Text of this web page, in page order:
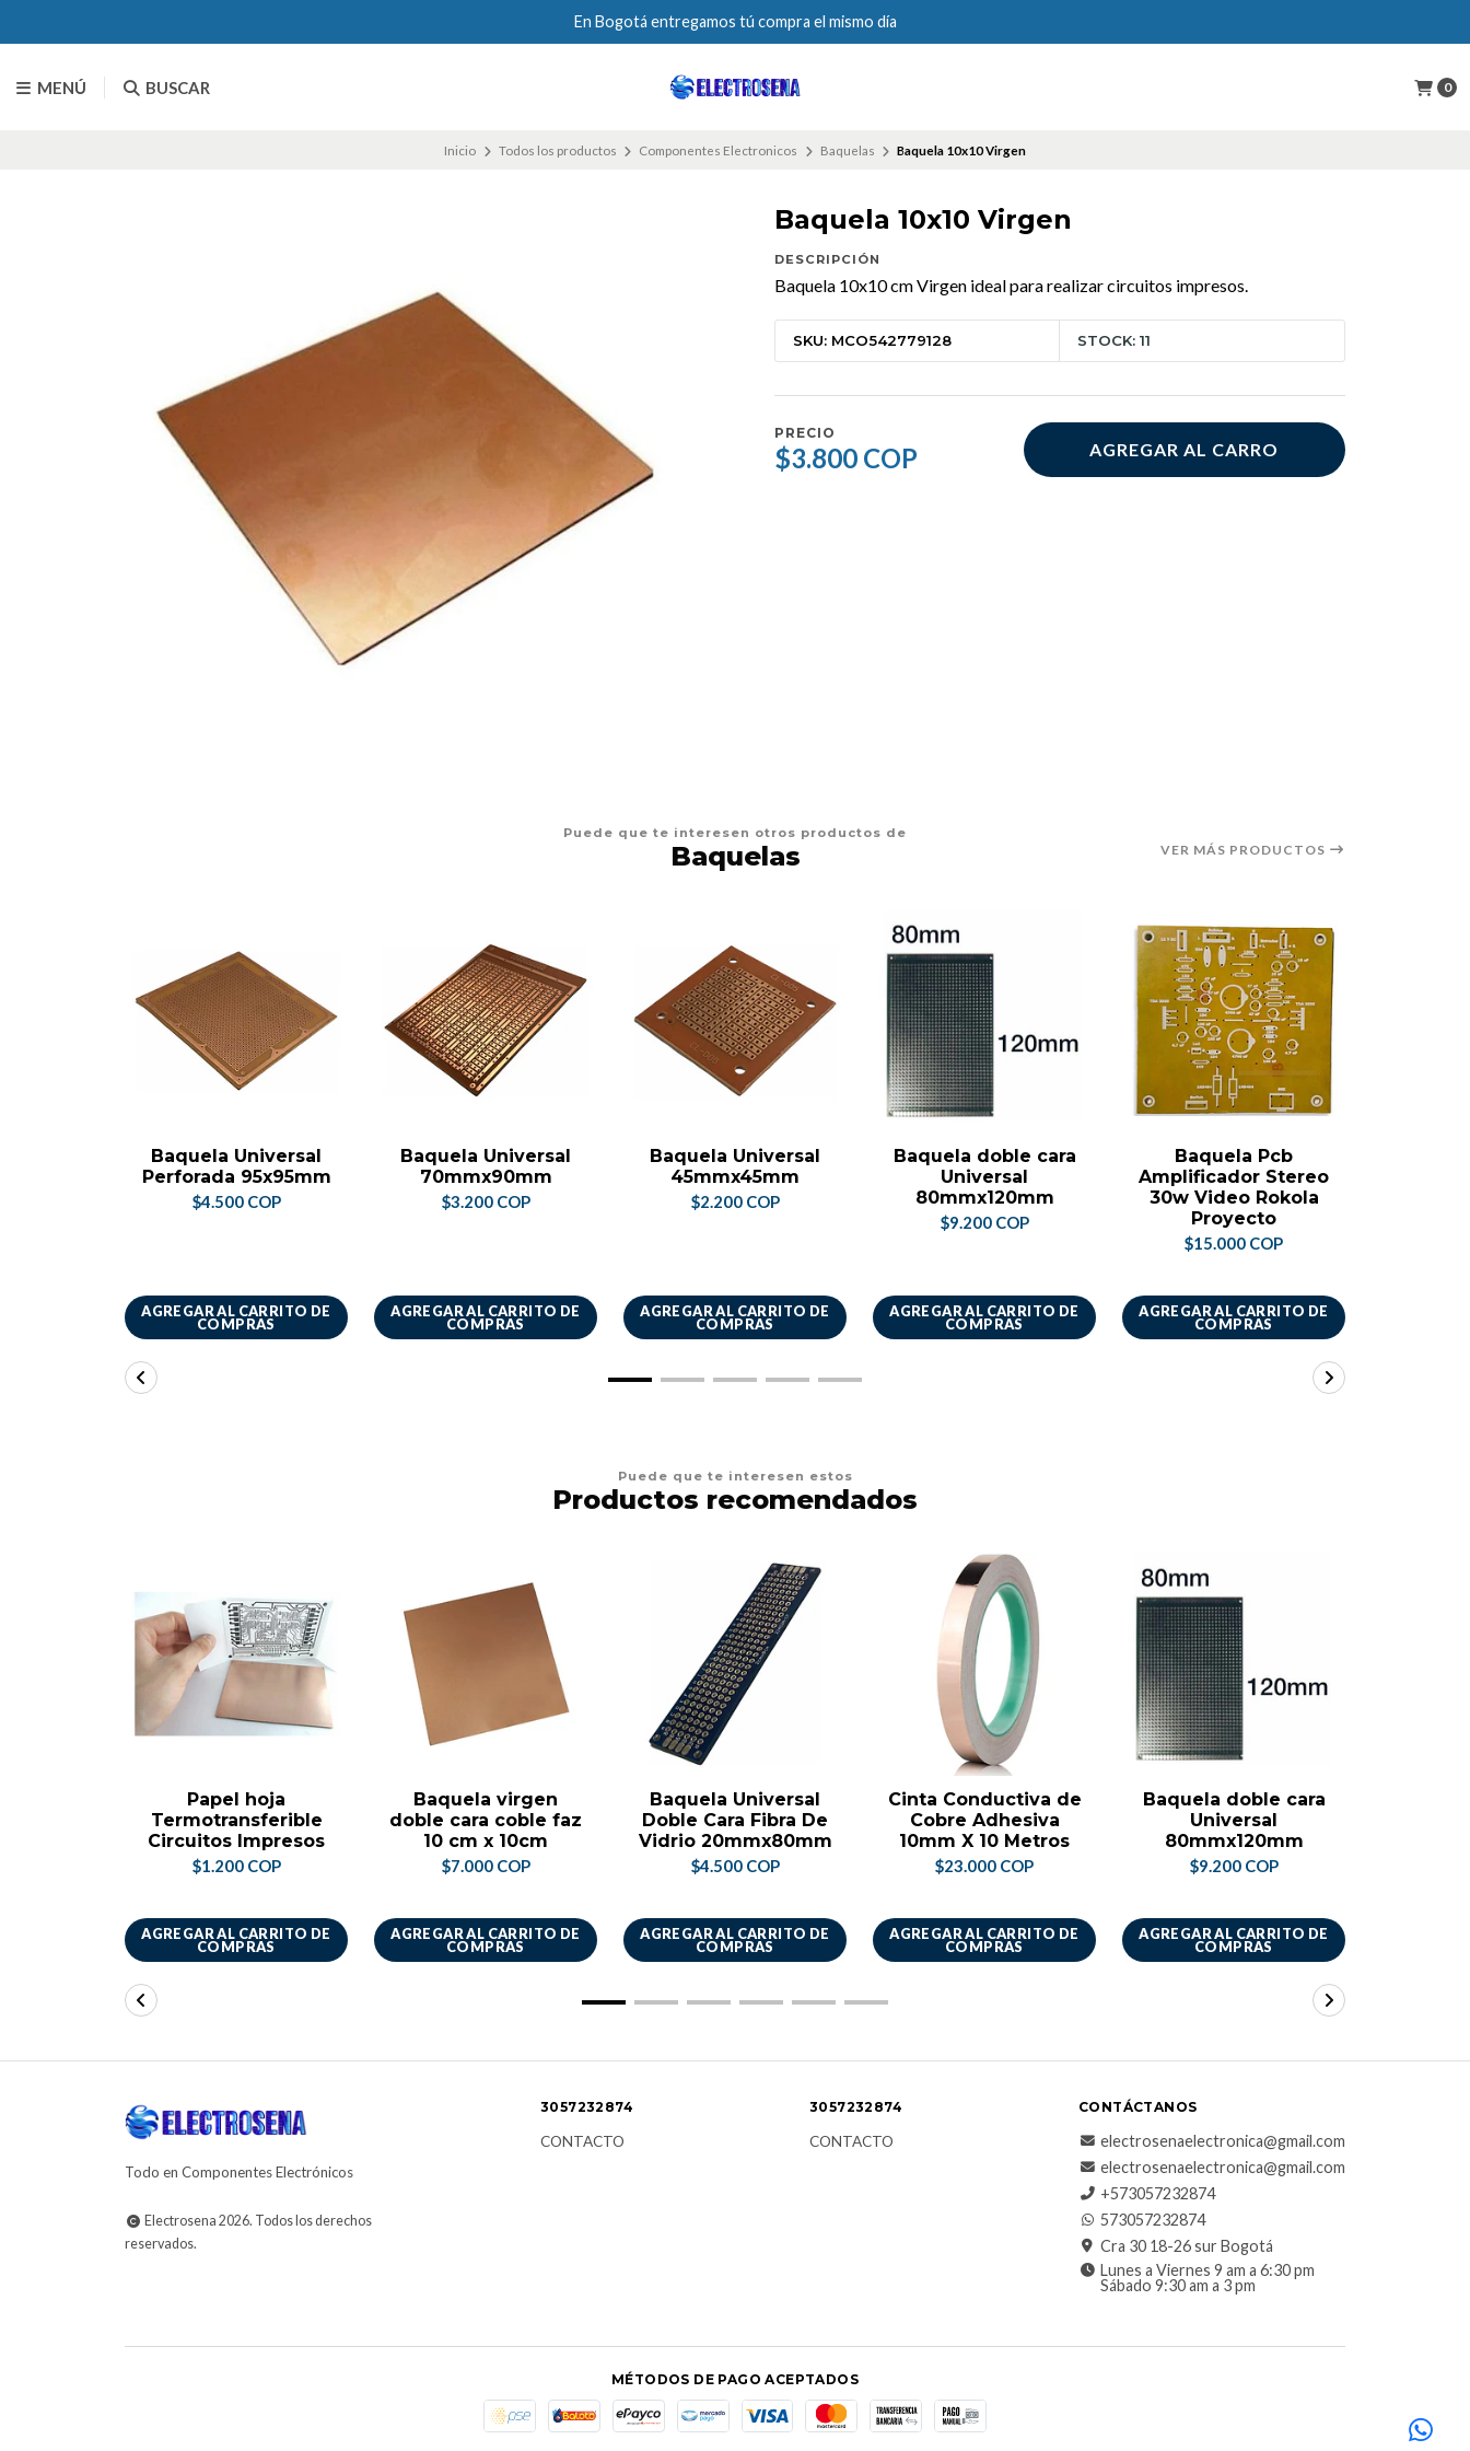
MENÚ BUSCAR 0
En Bogotá entregamos tú compra el mismo día
Inicio Todos los productos Componentes Electronicos Baquelas Baquela 10x10 Virgen
Baquela 10x10 Virgen
DESCRIPCIÓN
Baquela 10x10 cm Virgen ideal para realizar circuitos impresos.
SKU: MCO542779128 STOCK: 11
PRECIO
$3.800 COP AGREGAR AL CARRO
Puede que te interesen otros productos de
Baquelas VER MÁS PRODUCTOS
Baquela Universal
Perforada 95x95mm
$4.500 COP
AGREGAR AL CARRITO DE
COMPRAS
Baquela Universal
70mmx90mm
$3.200 COP
AGREGAR AL CARRITO DE
COMPRAS
Baquela Universal
45mmx45mm
$2.200 COP
AGREGAR AL CARRITO DE
COMPRAS
Baquela doble cara
Universal
80mmx120mm
$9.200 COP
AGREGAR AL CARRITO DE
COMPRAS
Baquela Pcb
Amplificador Stereo
30w Video Rokola
Proyecto
$15.000 COP
AGREGAR AL CARRITO DE
COMPRAS
Puede que te interesen estos
Productos recomendados
Papel hoja
Termotransferible
Circuitos Impresos
$1.200 COP
AGREGAR AL CARRITO DE
COMPRAS
Baquela virgen
doble cara coble faz
10 cm x 10cm
$7.000 COP
AGREGAR AL CARRITO DE
COMPRAS
Baquela Universal
Doble Cara Fibra De
Vidrio 20mmx80mm
$4.500 COP
AGREGAR AL CARRITO DE
COMPRAS
Cinta Conductiva de
Cobre Adhesiva
10mm X 10 Metros
$23.000 COP
AGREGAR AL CARRITO DE
COMPRAS
Baquela doble cara
Universal
80mmx120mm
$9.200 COP
AGREGAR AL CARRITO DE
COMPRAS
Todo en Componentes Electrónicos
Electrosena 2026. Todos los derechos
reservados.
3057232874
CONTACTO
3057232874
CONTACTO
CONTÁCTANOS
electrosenaelectronica@gmail.com
electrosenaelectronica@gmail.com
+573057232874
573057232874
Cra 30 18-26 sur Bogotá
Lunes a Viernes 9 am a 6:30 pm
Sábado 9:30 am a 3 pm
MÉTODOS DE PAGO ACEPTADOS